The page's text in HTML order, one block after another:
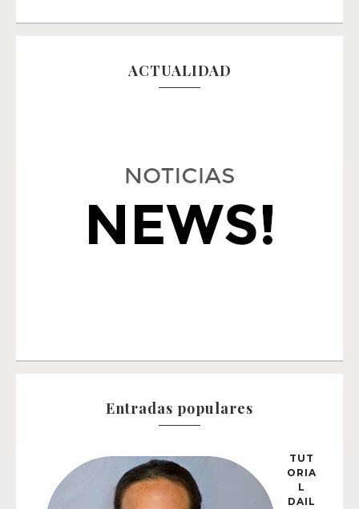
ACTUALIDAD
Entradas populares
TUT
ORIA
L
DAIL